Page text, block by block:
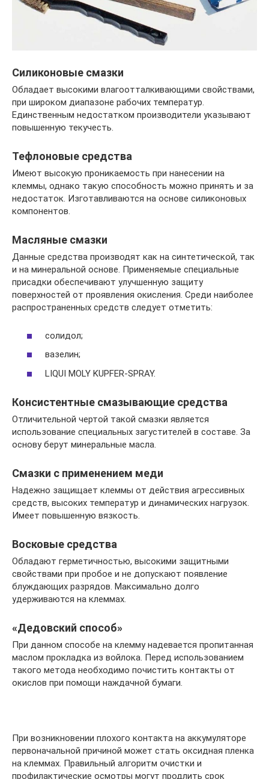
Силиконовые смазки
Обладает высокими влагоотталкивающими свойствами,
при широком диапазоне рабочих температур.
Единственным недостатком производители указывают
повышенную текучесть.
Тефлоновые средства
Имеют высокую проникаемость при нанесении на
клеммы, однако такую способность можно принять и за
недостаток. Изготавливаются на основе силиконовых
компонентов.
Масляные смазки
Данные средства производят как на синтетической, так
и на минеральной основе. Применяемые специальные
присадки обеспечивают улучшенную защиту
поверхностей от проявления окисления. Среди наиболее
распространенных средств следует отметить:
солидол;
вазелин;
LIQUI MOLY KUPFER-SPRAY.
Консистентные смазывающие средства
Отличительной чертой такой смазки является
использование специальных загустителей в составе. За
основу берут минеральные масла.
Смазки с применением меди
Надежно защищает клеммы от действия агрессивных
средств, высоких температур и динамических нагрузок.
Имеет повышенную вязкость.
Восковые средства
Обладают герметичностью, высокими защитными
свойствами при пробое и не допускают появление
блуждающих разрядов. Максимально долго
удерживаются на клеммах.
«Дедовский способ»
При данном способе на клемму надевается пропитанная
маслом прокладка из войлока. Перед использованием
такого метода необходимо почистить контакты от
окислов при помощи наждачной бумаги.
При возникновении плохого контакта на аккумуляторе
первоначальной причиной может стать оксидная пленка
на клеммах. Правильный алгоритм очистки и
профилактические осмотры могут продлить срок